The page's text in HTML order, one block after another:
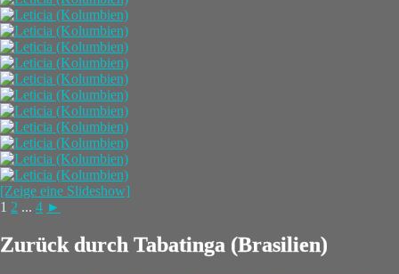
[Zeige eine Slideshow]
1 2 ... 4 ►
Zurück durch Tabatinga (Brasilien)